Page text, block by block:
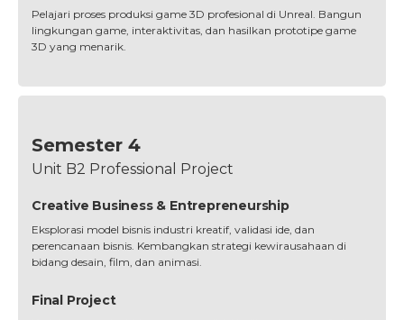
Pelajari proses produksi game 3D profesional di Unreal. Bangun
lingkungan game, interaktivitas, dan hasilkan prototipe game
3D yang menarik.
Semester 4
Unit B2 Professional Project
Creative Business & Entrepreneurship
Eksplorasi model bisnis industri kreatif, validasi ide, dan
perencanaan bisnis. Kembangkan strategi kewirausahaan di
bidang desain, film, dan animasi.
Final Project